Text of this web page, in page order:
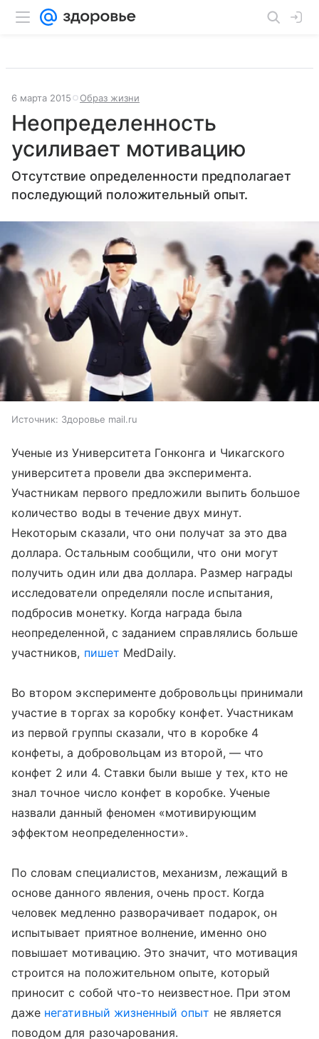
6 марта 2015 Образ жизни
Неопределенность
усиливает мотивацию
Отсутствие определенности предполагает
последующий положительный опыт.
Источник: Здоровье mail.ru
Ученые из Университета Гонконга и Чикагского
университета провели два эксперимента.
Участникам первого предложили выпить большое
количество воды в течение двух минут.
Некоторым сказали, что они получат за это два
доллара. Остальным сообщили, что они могут
получить один или два доллара. Размер награды
исследователи определяли после испытания,
подбросив монетку. Когда награда была
неопределенной, с заданием справлялись больше
участников, пишет MedDaily.
Во втором эксперименте добровольцы принимали
участие в торгах за коробку конфет. Участникам
из первой группы сказали, что в коробке 4
конфеты, а добровольцам из второй, — что
конфет 2 или 4. Ставки были выше у тех, кто не
знал точное число конфет в коробке. Ученые
назвали данный феномен «мотивирующим
эффектом неопределенности».
По словам специалистов, механизм, лежащий в
основе данного явления, очень прост. Когда
человек медленно разворачивает подарок, он
испытывает приятное волнение, именно оно
повышает мотивацию. Это значит, что мотивация
строится на положительном опыте, который
приносит с собой что-то неизвестное. При этом
даже негативный жизненный опыт не является
поводом для разочарования.